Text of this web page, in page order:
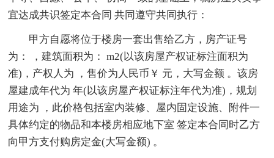
宜达成共识签定本合同 共同遵守共同执行：
甲方自愿将位于楼房一套出售给乙方，房产证号
为： ，建筑面积为： m2(以该房屋产权证标注面积为
准)，产权人为 ，售价为人民币￥ 元，大写金额 。该房
屋建成年代为 年(以该房屋产权证标注年代为准)，规划
用途为 ，此价格包括室内装修、屋内固定设施、附件一
具体约定的物品和本楼房相应地下室 签定本合同时乙方
向甲方支付购房定金(大写金额) 。